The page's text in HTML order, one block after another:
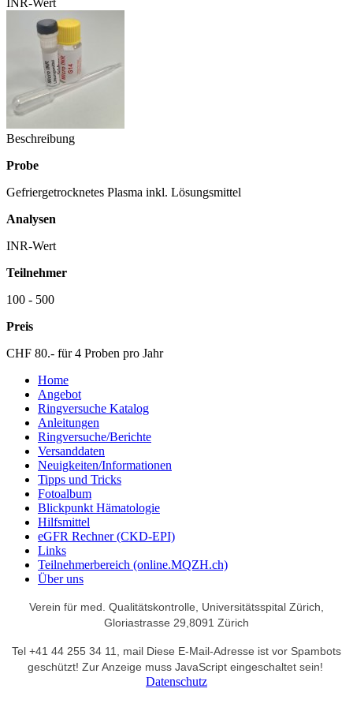
Beschreibung
Probe
Gefriergetrocknetes Plasma inkl. Lösungsmittel
Analysen
INR-Wert
Teilnehmer
100 - 500
Preis
CHF 80.- für 4 Proben pro Jahr
Home
Angebot
Ringversuche Katalog
Anleitungen
Ringversuche/Berichte
Versanddaten
Neuigkeiten/Informationen
Tipps und Tricks
Fotoalbum
Blickpunkt Hämatologie
Hilfsmittel
eGFR Rechner (CKD-EPI)
Links
Teilnehmerbereich (online.MQZH.ch)
Über uns
Verein für med. Qualitätskontrolle, Universitätsspital Zürich,
Gloriastrasse 29, 8091 Zürich
Tel +41 44 255 34 11, mail Diese E-Mail-Adresse ist vor Spambots
geschützt! Zur Anzeige muss JavaScript eingeschaltet sein!
Datenschutz